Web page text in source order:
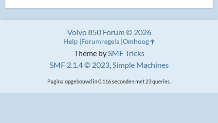
Theme bySMF Tricks
SMF 2.1.4 © 2023,Simple Machines
Volvo 850 Forum © 2026
Help Forumregels Omhoog
Pagina opgebouwd in 0.116 seconden met 23 queries.